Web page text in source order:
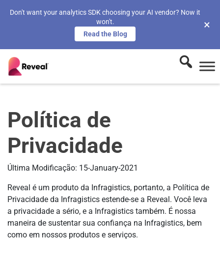
Don't want your analytics SDK choosing your AI vendor? Now it
won't.
Read the Blog
×
Política de
Privacidade
Última Modificação: 15-January-2021
Reveal é um produto da Infragistics, portanto, a Política de
Privacidade da Infragistics estende-se a Reveal. Você leva
a privacidade a sério, e a Infragistics também. É nossa
maneira de sustentar sua confiança na Infragistics, bem
como em nossos produtos e serviços.